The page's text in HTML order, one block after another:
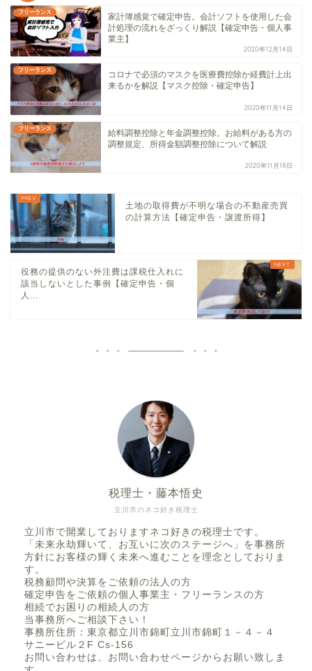
フリーランス
家計簿感覚で確定申告。会計ソフトを使用した会
計処理の流れをざっくり解説【確定申告・個人事
業主】
2020年12月14日
フリーランス
コロナで必須のマスクを医療費控除か経費計上出
来るかを解説【マスク控除・確定申告】
2020年11月14日
フリーランス
給料調整控除と年金調整控除。お給料がある方の
調整規定、所得金額調整控除について解説
2020年11月18日
土地の取得費が不明な場合の不動産売買
の計算方法【確定申告・譲渡所得】
役務の提供のない外注費は課税仕入れに
該当しないとした事例【確定申告・個
人...
立川市のネコ好き税理士
税理士・藤本悟史
立川市で開業しておりますネコ好きの税理士です。
「未来永劫輝いて、お互いに次のステージへ」を事務所
方針にお客様の輝く未来へ進むことを理念としておりま
す。
税務顧問や決算をご依頼の法人の方
確定申告をご依頼の個人事業主・フリーランスの方
相続でお困りの相続人の方
当事務所へご相談下さい！
事務所住所：東京都立川市錦町立川市錦町１－４－４
サニービル２F Cs-156
お問い合わせは、お問い合わせページからお願い致しま